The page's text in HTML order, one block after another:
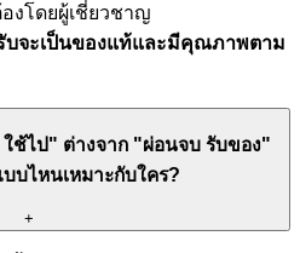
งโดยผู้เชี่ยวชาญ
บจะเป็นของแท้และมีคุณภาพตาม
ช้ไป" ต่างจาก "ผ่อนจบ รับของ"
บไหนเหมาะกับใคร?
+